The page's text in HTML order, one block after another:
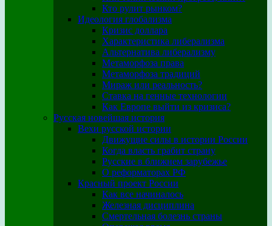
Кто рулит рынком?
Идеология глобализма
Кризис доллара
Характеристика либерализма
Альтернатива либерализму
Метаморфоза права
Метаморфоза традиций
Мираж или реальность?
Ставка на генные технологии
Как Европе выйти из кризиса?
Русская новейшая история
Вехи русской истории
Движущие силы в истории России
Когда власть грабит страну
Русские в ближнем зарубежье
О реформаторах РФ
Красный проект России
Как все начиналось
Железная дисциплина
Смертельная болезнь страны